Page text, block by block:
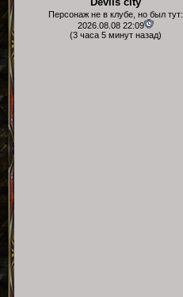
Персонаж не в клубе, но был тут:
2026.08.08 22:09
(3 часа 5 минут назад)